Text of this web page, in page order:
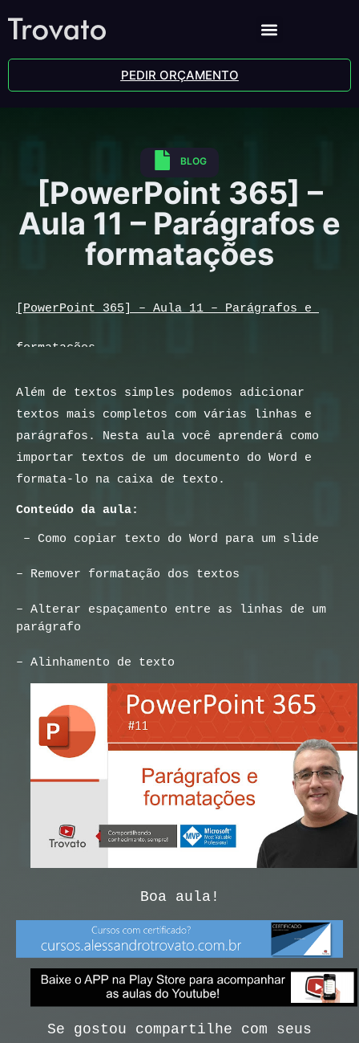
PEDIR ORÇAMENTO
BLOG
[PowerPoint 365] –
Aula 11 – Parágrafos e
formatações
[PowerPoint 365] – Aula 11 – Parágrafos e
formatações
Além de textos simples podemos adicionar
textos mais completos com várias linhas e
parágrafos. Nesta aula você aprenderá como
importar textos de um documento do Word e
formata-lo na caixa de texto.
Conteúdo da aula:
– Como copiar texto do Word para um slide
– Remover formatação dos textos
– Alterar espaçamento entre as linhas de um
parágrafo
– Alinhamento de texto
Boa aula!
Se gostou compartilhe com seus